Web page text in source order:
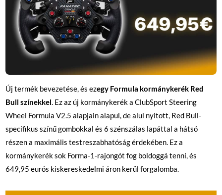
Új termék bevezetése, és ezegy Formula kormánykerék Red
Bull színekkel. Ez az új kormánykerék a ClubSport Steering
Wheel Formula V2.5 alapjain alapul, de alul nyitott, Red Bull-
specifikus színű gombokkal és 6 szénszálas lapáttal a hátsó
részen a maximális testreszabhatóság érdekében. Ez a
kormánykerék sok Forma-1-rajongót fog boldoggá tenni, és
649,95 eurós kiskereskedelmi áron kerül forgalomba.